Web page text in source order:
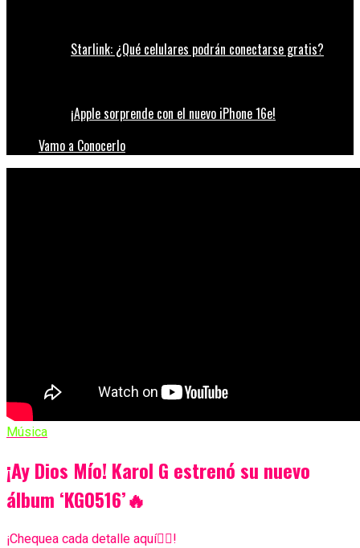
Starlink: ¿Qué celulares podrán conectarse gratis?
¡Apple sorprende con el nuevo iPhone 16e!
Vamo a Conocerlo
Música
¡Ay Dios Mío! Karol G estrenó su nuevo
álbum ‘KG0516’🔥
¡Chequea cada detalle aquí👇🏼!